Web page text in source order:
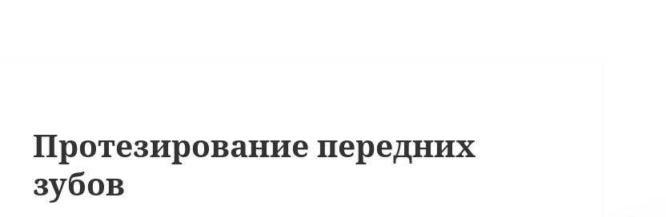
Протезирование передних
зубов